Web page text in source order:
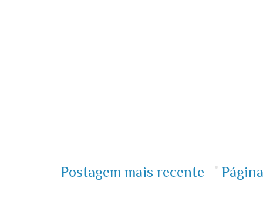
Postagem mais recente